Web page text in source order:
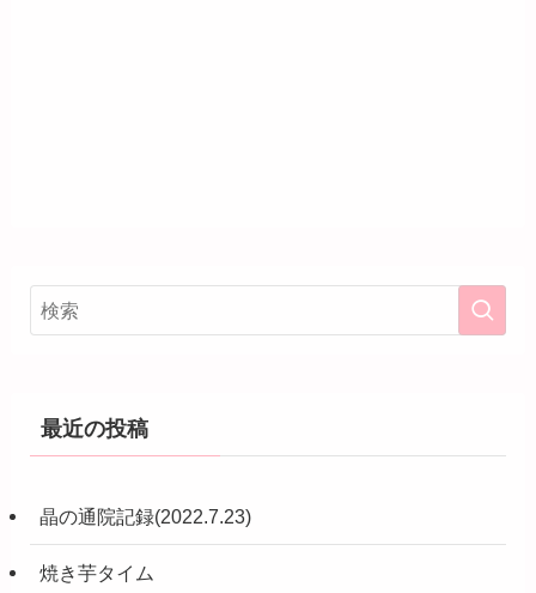
最近の投稿
晶の通院記録(2022.7.23)
焼き芋タイム